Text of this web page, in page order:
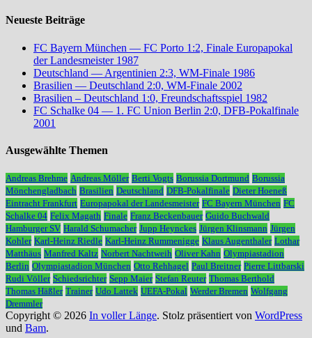
Neueste Beiträge
FC Bayern München — FC Porto 1:2, Finale Europapokal
der Landesmeister 1987
Deutschland — Argentinien 2:3, WM-Finale 1986
Brasilien — Deutschland 2:0, WM-Finale 2002
Brasilien – Deutschland 1:0, Freundschaftsspiel 1982
FC Schalke 04 — 1. FC Union Berlin 2:0, DFB-Pokalfinale
2001
Ausgewählte Themen
Andreas Brehme Andreas Möller Berti Vogts Borussia Dortmund Borussia
Mönchengladbach Brasilien Deutschland DFB-Pokalfinale Dieter Hoeneß
Eintracht Frankfurt Europapokal der Landesmeister FC Bayern München FC
Schalke 04 Felix Magath Finale Franz Beckenbauer Guido Buchwald
Hamburger SV Harald Schumacher Jupp Heynckes Jürgen Klinsmann Jürgen
Kohler Karl-Heinz Riedle Karl-Heinz Rummenigge Klaus Augenthaler Lothar
Matthäus Manfred Kaltz Norbert Nachtweih Oliver Kahn Olympiastadion
Berlin Olympiastadion München Otto Rehhagel Paul Breitner Pierre Littbarski
Rudi Völler Schiedsrichter Sepp Maier Stefan Reuter Thomas Berthold
Thomas Häßler Trainer Udo Lattek UEFA-Pokal Werder Bremen Wolfgang
Dremmler
Copyright © 2026 In voller Länge. Stolz präsentiert von WordPress
und Bam.